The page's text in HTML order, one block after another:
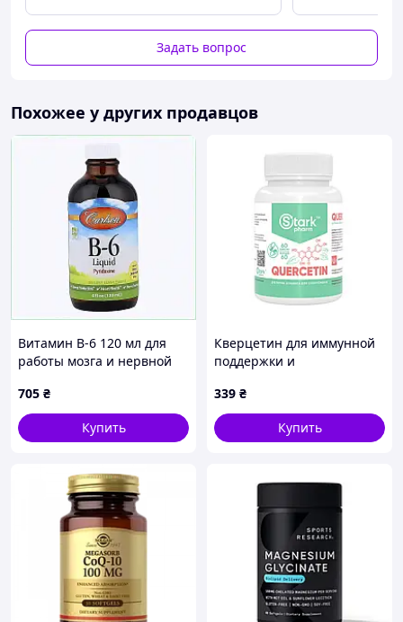
Задать вопрос
Похожее у других продавцов
Витамин B-6 120 мл для
работы мозга и нервной
705 ₴
Купить
Кверцетин для иммунной
поддержки и
Stark Pharm Quercetin
250mg 60 caps
339 ₴
Купить